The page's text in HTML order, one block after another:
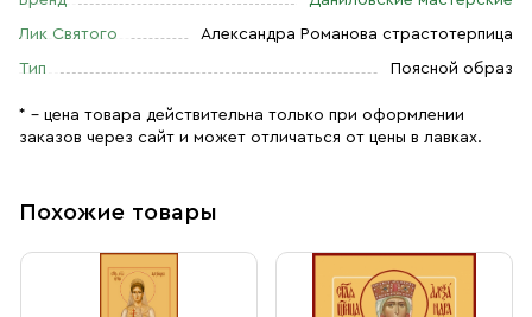
Лик Святого Александра Романова страстотерпица
Тип Поясной образ
* – цена товара действительна только при оформлении
заказов через сайт и может отличаться от цены в лавках.
Похожие товары